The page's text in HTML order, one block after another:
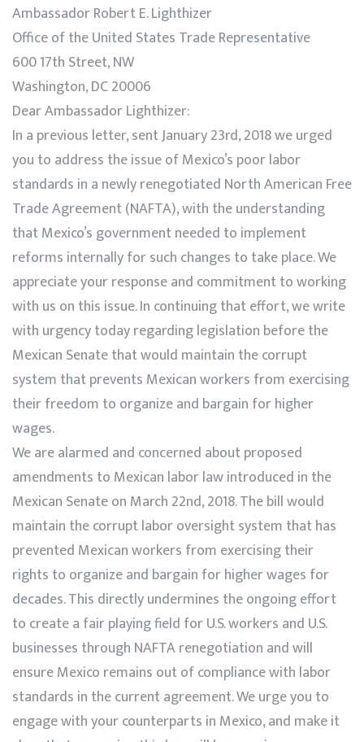
Ambassador Robert E. Lighthizer
Office of the United States Trade Representative
600 17th Street, NW
Washington, DC 20006
Dear Ambassador Lighthizer:
In a previous letter, sent January 23rd, 2018 we urged
you to address the issue of Mexico’s poor labor
standards in a newly renegotiated North American Free
Trade Agreement (NAFTA), with the understanding
that Mexico’s government needed to implement
reforms internally for such changes to take place. We
appreciate your response and commitment to working
with us on this issue. In continuing that effort, we write
with urgency today regarding legislation before the
Mexican Senate that would maintain the corrupt
system that prevents Mexican workers from exercising
their ​freedom to organize and bargain for higher
wages.
We are alarmed and concerned about proposed
amendments to Mexican labor law introduced in the
Mexican Senate on March 22nd, 2018. The bill would
maintain the corrupt labor oversight system that has
prevented Mexican workers from exercising their
rights to organize and bargain for higher wages for
decades. This directly undermines the ongoing effort
to create a fair playing field for U.S. workers and U.S.
businesses through NAFTA renegotiation and will
ensure Mexico remains out of compliance with labor
standards in the current agreement. We urge you to
engage with your counterparts in Mexico, and make it